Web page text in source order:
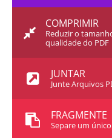
COMPRIMIR
Reduzir o
qualidade do PDF
JUNTAR
Junte Arquivos
FRAGMENTE
Separe um